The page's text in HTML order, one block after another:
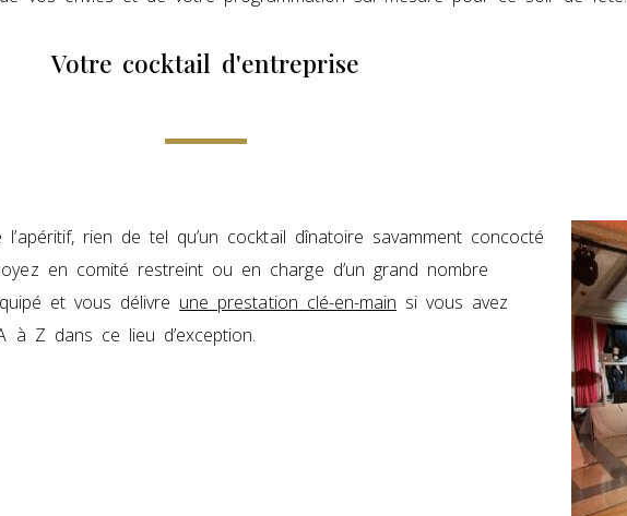
Votre cocktail d'entreprise
rien de tel qu’un cocktail dînatoire savamment concocté
en comité restreint ou en charge d’un grand nombre
et vous délivre une prestation clé-en-main si vous avez
à Z dans ce lieu d’exception.